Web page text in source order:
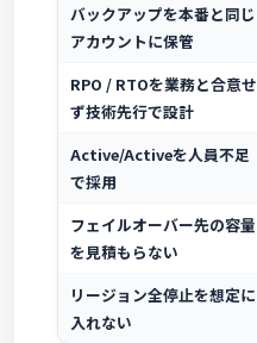
バックアップを本番と同じ
アカウントに保管
RPO / RTOを業務と合意せ
ず技術先行で設計
Active/Activeを人員不足
で採用
フェイルオーバー先の容量
を見積もらない
リージョン全停止を想定に
入れない